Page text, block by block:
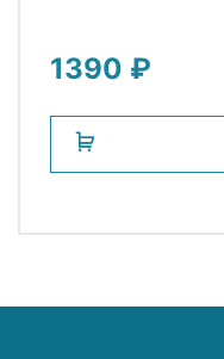
1390 ₽